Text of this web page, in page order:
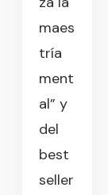
maes
tría
ment
al” y
del
best
seller